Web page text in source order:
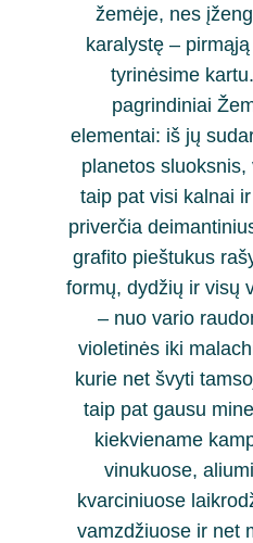
žemėje, nes
karalystę –
tyrinėsime
pagrindiniai
elementai: iš jų
planetos
taip pat visi kalnai
priverčia
grafito pieštukus
formų, dydžių ir visų
– nuo vario
violetinės iki
kurie net švyti
taip pat gausu
kiekviename
vinukuose,
kvarciniuose
vamzdžiuose ir net